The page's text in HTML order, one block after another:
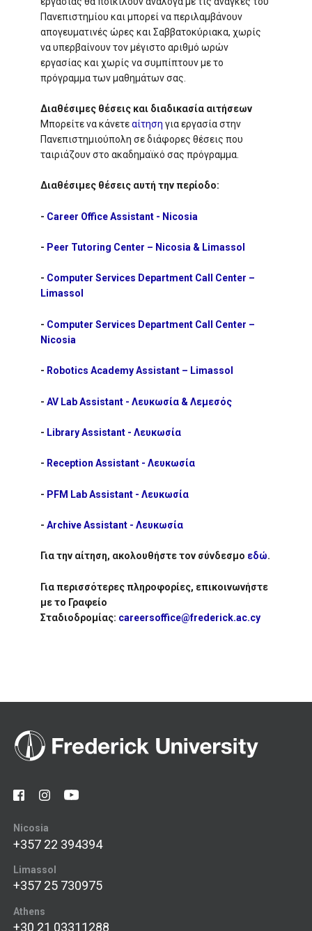
Πανεπιστημίου και μπορεί να περιλαμβάνουν
απογευματινές ώρες και Σαββατοκύριακα, χωρίς
να υπερβαίνουν τον μέγιστο αριθμό ωρών
εργασίας και χωρίς να συμπίπτουν με το
πρόγραμμα των μαθημάτων σας.
Διαθέσιμες θέσεις και διαδικασία αιτήσεων
Μπορείτε να κάνετεαίτηση για εργασία στην
Πανεπιστημιούπολη σε διάφορες θέσεις που
ταιριάζουν στο ακαδημαϊκό σας πρόγραμμα.
Διαθέσιμες θέσεις αυτή την περίοδο:
- Career Office Assistant - Nicosia
- Peer Tutoring Center – Nicosia & Limassol
- Computer Services Department Call Center –
Limassol
- Computer Services Department Call Center –
Nicosia
- Robotics Academy Assistant – Limassol
- AV Lab Assistant - Λευκωσία & Λεμεσός
- Library Assistant - Λευκωσία
- Reception Assistant - Λευκωσία
- PFM Lab Assistant - Λευκωσία
- Archive Assistant - Λευκωσία
Για την αίτηση, ακολουθήστε τον σύνδεσμο εδώ.
Για περισσότερες πληροφορίες, επικοινωνήστε
με το Γραφείο
Σταδιοδρομίας: careersoffice@frederick.ac.cy
Nicosia
+357 22 394394
Limassol
+357 25 730975
Athens
+30 21 03311288